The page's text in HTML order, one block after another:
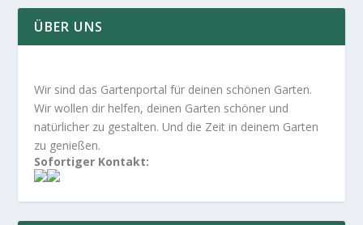
ÜBER UNS
Wir sind das Gartenportal für deinen schönen Garten.
Wir wollen dir helfen, deinen Garten schöner und
natürlicher zu gestalten. Und die Zeit in deinem Garten
zu genießen.
Sofortiger Kontakt: